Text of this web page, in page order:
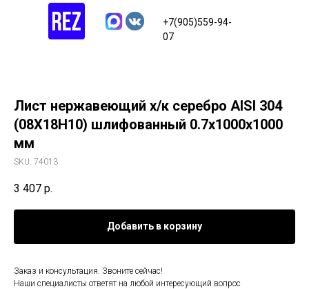
+7(905)559-94-
07
Лист нержавеющий х/к серебро AISI 304
(08Х18Н10) шлифованный 0.7х1000х1000
мм
SKU: 74013
3 407 р.
Добавить в корзину
Заказ и консультация. Звоните сейчас!
Наши специалисты ответят на любой интересующий вопрос